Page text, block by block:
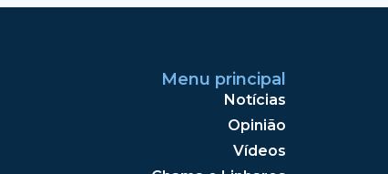
Menu principal
Notícias
Opinião
Vídeos